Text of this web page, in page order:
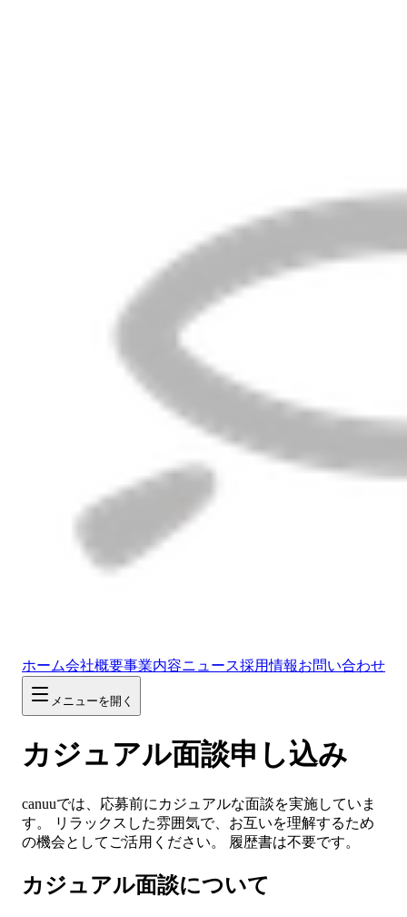
ホーム会社概要事業内容ニュース採用情報お問い合わせ
メニューを開く
カジュアル面談申し込み
canuuでは、応募前にカジュアルな面談を実施していま
す。 リラックスした雰囲気で、お互いを理解するため
の機会としてご活用ください。 履歴書は不要です。
カジュアル面談について